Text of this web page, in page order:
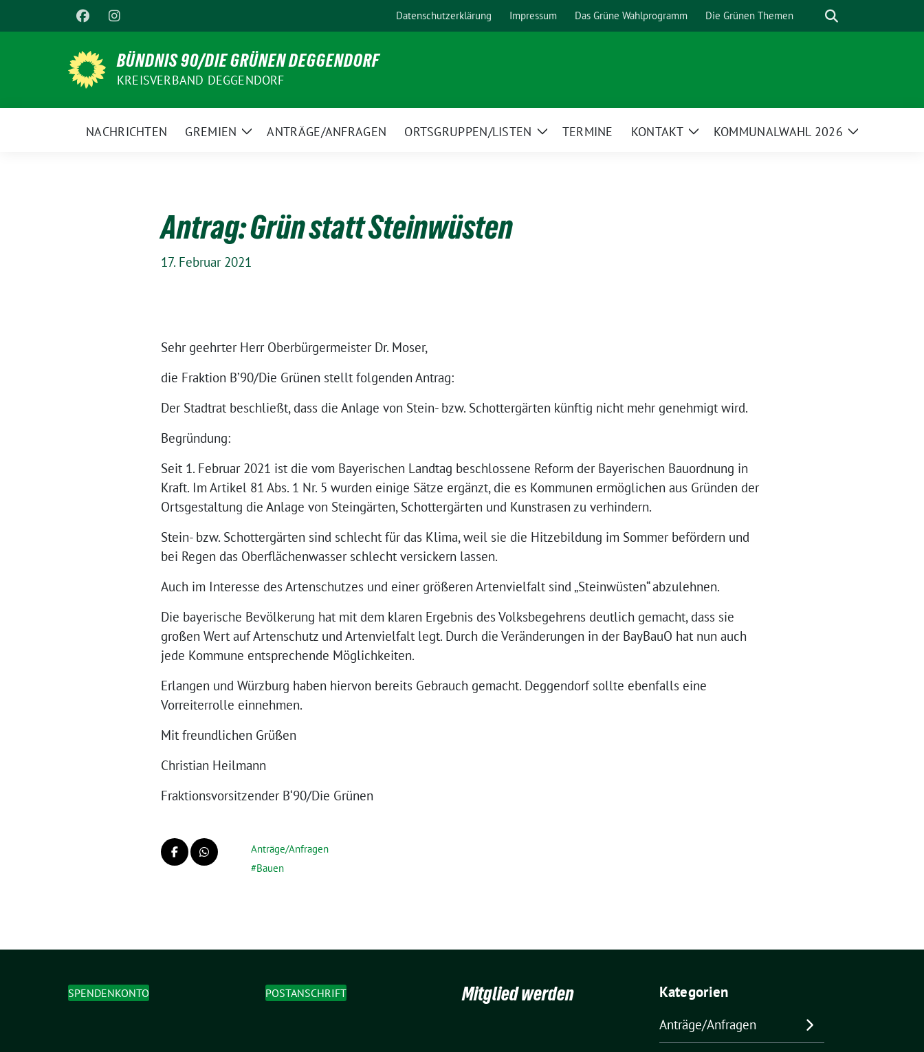
zum
Datenschutzerklärung Impressum Das Grüne Wahlprogramm Die Grünen Themen Suche
BÜNDNIS 90/DIE GRÜNEN DEGGENDORF
KREISVERBAND DEGGENDORF
NACHRICHTEN GREMIEN
ZeigeANTRÄGE/ANFRAGEN ORTSGRUPPEN/LISTEN
ZeigeTERMINE KONTAKT
ZeigeKOMMUNALWAHL 2026
Zeige
Antrag: Grün statt Steinwüsten
17. Februar 2021
Sehr geehrter Herr Oberbürgermeister Dr. Moser,
die Fraktion B’90/Die Grünen stellt folgenden Antrag:
Der Stadtrat beschließt, dass die Anlage von Stein- bzw. Schottergärten künftig nicht mehr genehmigt wird.
Begründung:
Seit 1. Februar 2021 ist die vom Bayerischen Landtag beschlossene Reform der Bayerischen Bauordnung in
Kraft. Im Artikel 81 Abs. 1 Nr. 5 wurden einige Sätze ergänzt, die es Kommunen ermöglichen aus Gründen der
Ortsgestaltung die Anlage von Steingärten, Schottergärten und Kunstrasen zu verhindern.
Stein- bzw. Schottergärten sind schlecht für das Klima, weil sie die Hitzebildung im Sommer befördern und
bei Regen das Oberflächenwasser schlecht versickern lassen.
Auch im Interesse des Artenschutzes und einer größeren Artenvielfalt sind „Steinwüsten“ abzulehnen.
Die bayerische Bevölkerung hat mit dem klaren Ergebnis des Volksbegehrens deutlich gemacht, dass sie
großen Wert auf Artenschutz und Artenvielfalt legt. Durch die Veränderungen in der BayBauO hat nun auch
jede Kommune entsprechende Möglichkeiten.
Erlangen und Würzburg haben hiervon bereits Gebrauch gemacht. Deggendorf sollte ebenfalls eine
Vorreiterrolle einnehmen.
Mit freundlichen Grüßen
Christian Heilmann
Fraktionsvorsitzender B‘90/Die Grünen
Anträge/Anfragen
Bauen
SPENDENKONTO POSTANSCHRIFT Mitglied werden Kategorien
Anträge/Anfragen